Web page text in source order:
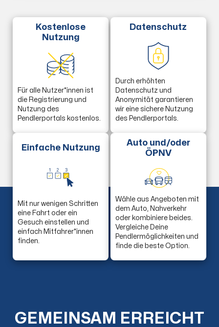
Kostenlose
Nutzung
Für alle Nutzer*innen ist
die Registrierung und
Nutzung des
Pendlerportals kostenlos.
Datenschutz
Durch erhöhten
Datenschutz und
Anonymität garantieren
wir eine sichere Nutzung
des Pendlerportals.
Einfache Nutzung
1 2 3
Mit nur wenigen Schritten
eine Fahrt oder ein
Gesuch einstellen und
einfach Mitfahrer*innen
finden.
Auto und/oder
ÖPNV
Wähle aus Angeboten mit
dem Auto, Nahverkehr
oder kombiniere beides.
Vergleiche Deine
Pendlermöglichkeiten und
finde die beste Option.
GEMEINSAM ERREICHT